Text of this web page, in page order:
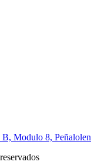
B, Modulo 8, Peñalolen